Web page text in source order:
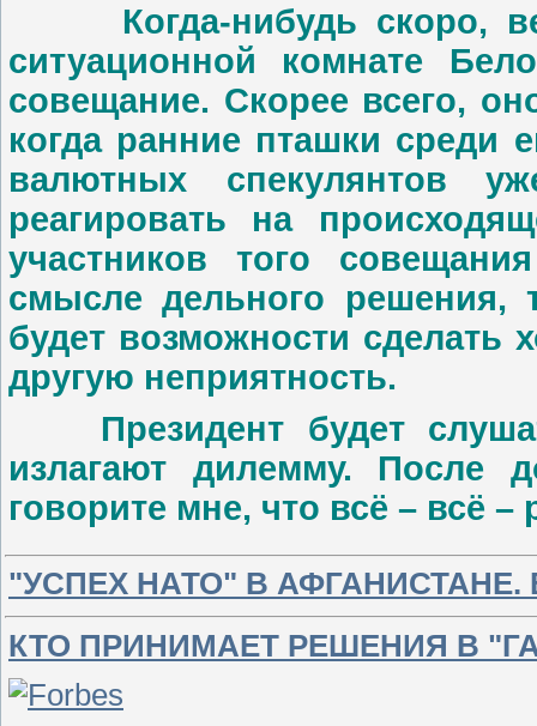
Когда-нибудь скоро,
ситуационной комнате
совещание. Скорее всего,
когда ранние пташки среди
валютных спекулянтов
реагировать на
участников того
смысле дельного решения,
будет возможности сделать
другую неприятность.
Президент будет
излагают дилемму. После
говорите мне, что всё – всё –
"УСПЕХ НАТО" В АФГАНИСТАНЕ.
КТО ПРИНИМАЕТ РЕШЕНИЯ В